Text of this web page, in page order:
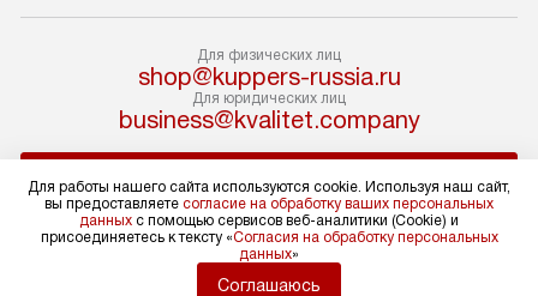
они не позволяют пронести его
через дверной проем,
то сотрудники транспортной
службы не смогут демонтировать
дверцы, ручки или другие
выступающие элементы, так как это
может повлечь отказ в проведении
гарантийного ремонта в будущем.
консультация
В стандартную
не входят:
коммуникаций,
материалы,
Для физических лиц
shop@kuppers-russia.ru
Для юридических лиц
business@kvalitet.company
Политика конфиденциальности
Условия продажи
Карта сайта
Для работы нашего сайта используются cookie. Используя наш сайт,
вы предоставляете согласие на обработку ваших персональных
данных с помощью сервисов веб-аналитики (Cookie) и
присоединяетесь к тексту «Согласия на обработку персональных
данных»
Соглашаюсь